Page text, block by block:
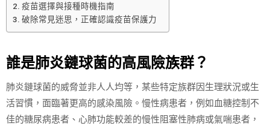
疫苗選擇與接種時機指南
破除常見迷思，正確認識疫苗保護力
誰是肺炎鏈球菌的高風險族群？
肺炎鏈球菌的威脅並非人人均等，某些特定族群因生理狀況或生
活習慣，面臨著更高的感染風險。慢性病患者，例如血糖控制不
佳的糖尿病患者、心肺功能較差的慢性阻塞性肺病或氣喘患者，